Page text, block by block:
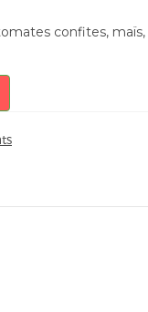
confites, maïs,